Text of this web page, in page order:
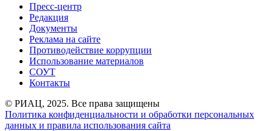
Пресс-центр
Редакция
Документы
Реклама на сайте
Противодействие коррупции
Использование материалов
СОУТ
Контакты
© РИАЦ, 2025. Все права защищены
Политика конфиденциальности и обработки персональных
данных и правила использования сайта